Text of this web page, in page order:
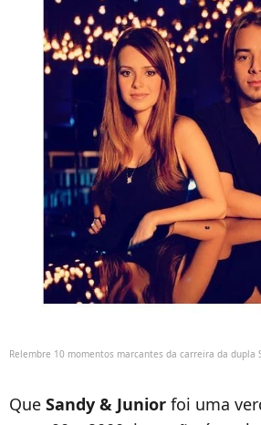
Relembre 10 momentos marcantes da carreira da dupla
Que Sandy & Junior foi uma